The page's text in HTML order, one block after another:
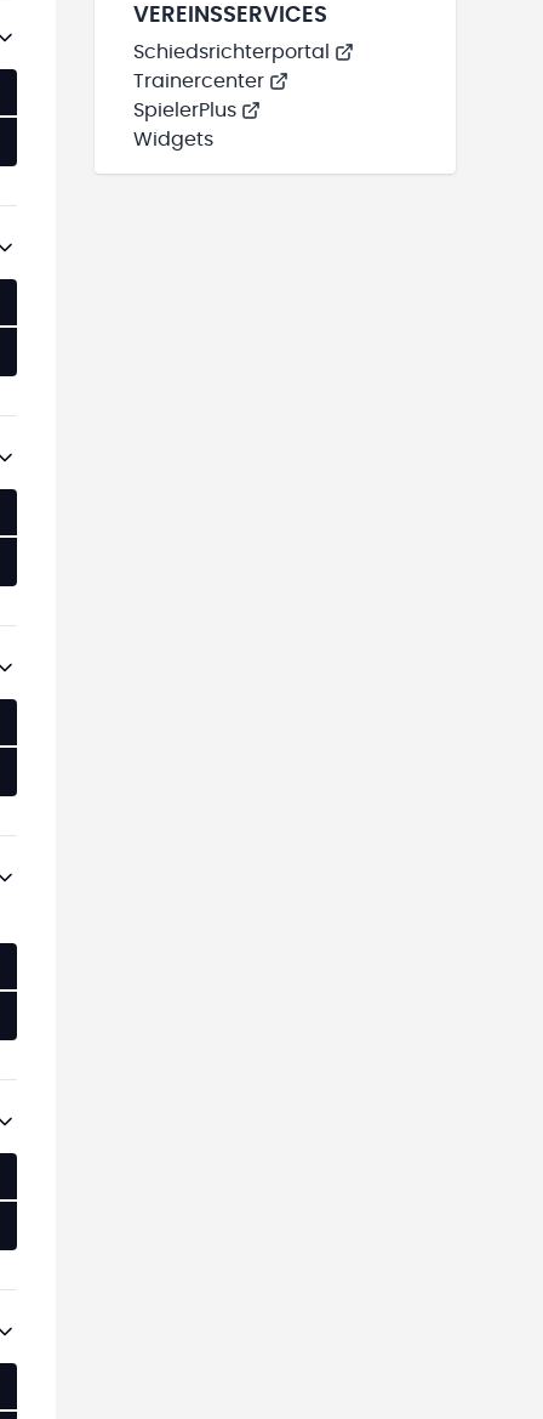
VEREINSSERVICES
Schiedsrichterportal
Trainercenter
SpielerPlus
Widgets